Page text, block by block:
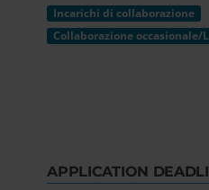
Incarichi di collaborazione
Collaborazione
APPLICATION